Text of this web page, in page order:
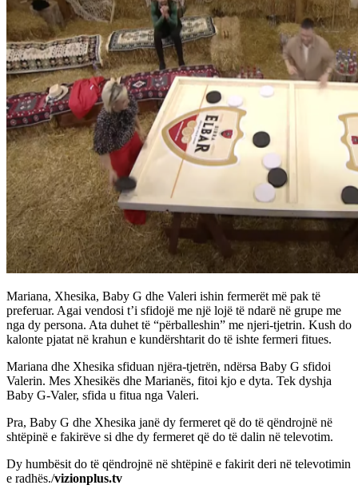
Mariana, Xhesika, Baby G dhe Valeri ishin fermerët më pak të
preferuar. Agai vendosi t’i sfidojë me një lojë të ndarë në grupe me
nga dy persona. Ata duhet të “përballeshin” me njeri-tjetrin. Kush do
kalonte pjatat në krahun e kundërshtarit do të ishte fermeri fitues.
Mariana dhe Xhesika sfiduan njëra-tjetrën, ndërsa Baby G sfidoi
Valerin. Mes Xhesikës dhe Marianës, fitoi kjo e dyta. Tek dyshja
Baby G-Valer, sfida u fitua nga Valeri.
Pra, Baby G dhe Xhesika janë dy fermeret që do të qëndrojnë në
shtëpinë e fakirëve si dhe dy fermeret që do të dalin në televotim.
Dy humbësit do të qëndrojnë në shtëpinë e fakirit deri në televotimin
e radhës./vizionplus.tv